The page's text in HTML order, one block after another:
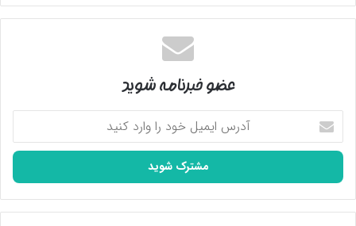
عضو خبرنامه شوید
آدرس
ایمیل
خود
وارد
کنید